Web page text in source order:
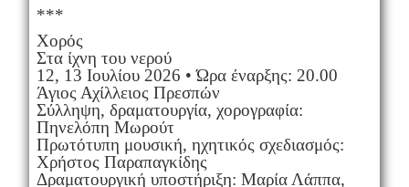
***
Χορός
Στα ίχνη του νερού
12, 13 Ιουλίου 2026 • Ώρα έναρξης: 20.00
Άγιος Αχίλλειος Πρεσπών
Σύλληψη, δραματουργία, χορογραφία:
Πηνελόπη Μωρούτ
Πρωτότυπη μουσική, ηχητικός σχεδιασμός:
Χρήστος Παραπαγκίδης
Δραματουργική υποστήριξη: Μαρία Λάππα,